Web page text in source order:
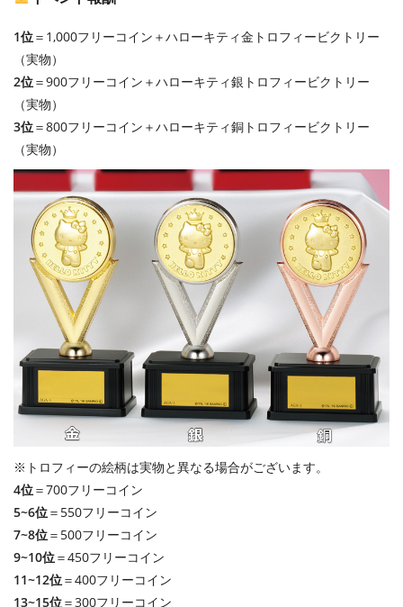
1位＝1,000フリーコイン＋ハローキティ金トロフィービクトリー
（実物）
2位＝900フリーコイン＋ハローキティ銀トロフィービクトリー
（実物）
3位＝800フリーコイン＋ハローキティ銅トロフィービクトリー
（実物）
※トロフィーの絵柄は実物と異なる場合がございます。
4位＝700フリーコイン
5~6位＝550フリーコイン
7~8位＝500フリーコイン
9~10位＝450フリーコイン
11~12位＝400フリーコイン
13~15位＝300フリーコイン